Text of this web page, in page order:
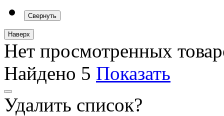
Свернуть
Наверх
Нет просмотренных
Найдено 5 Показать
Удалить список?